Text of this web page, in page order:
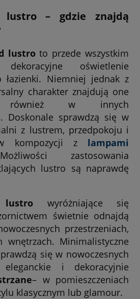
lustro – gdzie znajdą
lustroto przede wszystkim
oświetlenie
łazienki. Niemniej jednak z
charakter znajdują one
również w innych
Doskonale sprawdzą się w
z lustrem, przedpokoju i
kompozycji z lampami
zastosowania
lustro są naprawdę
wyróżniające się
świetnie odnajdą
przestrzeniach,
wnętrzach. Minimalistyczne
się w nowoczesnych
i dekoracyjnie
– w pomieszczeniach
klasycznym lub glamour.